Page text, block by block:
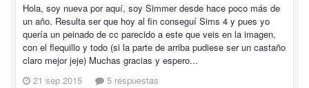
Hola, soy nueva por aquí, soy Simmer desde hace poco más de
un año. Resulta ser que hoy al fin conseguí Sims 4 y pues yo
quería un peinado de cc parecido a este que veis en la imagen,
con el flequillo y todo (si la parte de arriba pudiese ser un castaño
claro mejor jeje) Muchas gracias y espero...
21 sep 2015
5 respuestas